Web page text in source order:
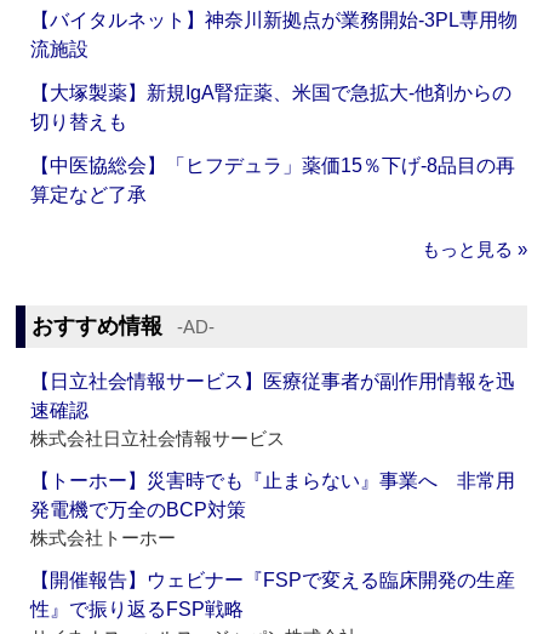
【バイタルネット】神奈川新拠点が業務開始‐3PL専用物
流施設
【大塚製薬】新規IgA腎症薬、米国で急拡大‐他剤からの
切り替えも
【中医協総会】「ヒフデュラ」薬価15％下げ‐8品目の再
算定など了承
もっと見る »
おすすめ情報 ‐AD‐
【日立社会情報サービス】医療従事者が副作用情報を迅
速確認
株式会社日立社会情報サービス
【トーホー】災害時でも『止まらない』事業へ 非常用
発電機で万全のBCP対策
株式会社トーホー
【開催報告】ウェビナー『FSPで変える臨床開発の生産
性』で振り返るFSP戦略